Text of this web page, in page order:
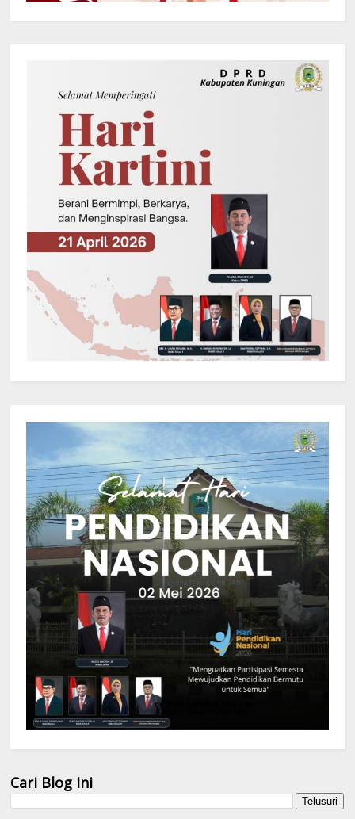
Cari Blog Ini